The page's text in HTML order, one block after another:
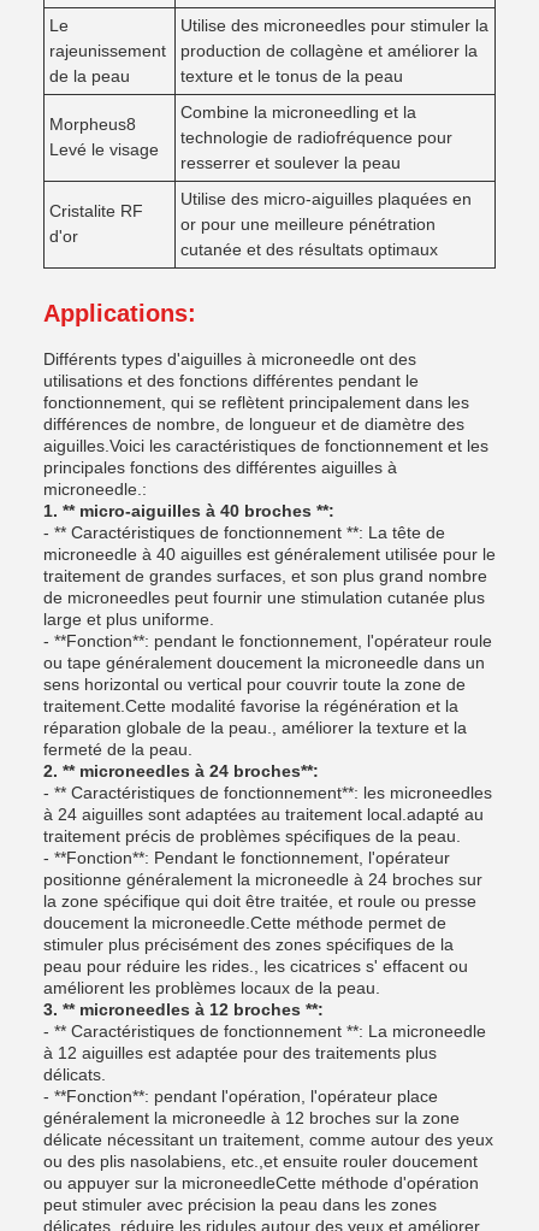
Le
rajeunissement
de la peau
Utilise des microneedles pour stimuler la
production de collagène et améliorer la
texture et le tonus de la peau
Morpheus8
Levé le visage
Combine la microneedling et la
technologie de radiofréquence pour
resserrer et soulever la peau
Cristalite RF
d'or
Utilise des micro-aiguilles plaquées en
or pour une meilleure pénétration
cutanée et des résultats optimaux
Applications:
Différents types d'aiguilles à microneedle ont des
utilisations et des fonctions différentes pendant le
fonctionnement, qui se reflètent principalement dans les
différences de nombre, de longueur et de diamètre des
aiguilles.Voici les caractéristiques de fonctionnement et les
principales fonctions des différentes aiguilles à
microneedle.:
1. ** micro-aiguilles à 40 broches **:
- ** Caractéristiques de fonctionnement **: La tête de
microneedle à 40 aiguilles est généralement utilisée pour le
traitement de grandes surfaces, et son plus grand nombre
de microneedles peut fournir une stimulation cutanée plus
large et plus uniforme.
- **Fonction**: pendant le fonctionnement, l'opérateur roule
ou tape généralement doucement la microneedle dans un
sens horizontal ou vertical pour couvrir toute la zone de
traitement.Cette modalité favorise la régénération et la
réparation globale de la peau., améliorer la texture et la
fermeté de la peau.
2. ** microneedles à 24 broches**:
- ** Caractéristiques de fonctionnement**: les microneedles
à 24 aiguilles sont adaptées au traitement local.adapté au
traitement précis de problèmes spécifiques de la peau.
- **Fonction**: Pendant le fonctionnement, l'opérateur
positionne généralement la microneedle à 24 broches sur
la zone spécifique qui doit être traitée, et roule ou presse
doucement la microneedle.Cette méthode permet de
stimuler plus précisément des zones spécifiques de la
peau pour réduire les rides., les cicatrices s' effacent ou
améliorent les problèmes locaux de la peau.
3. ** microneedles à 12 broches **:
- ** Caractéristiques de fonctionnement **: La microneedle
à 12 aiguilles est adaptée pour des traitements plus
délicats.
- **Fonction**: pendant l'opération, l'opérateur place
généralement la microneedle à 12 broches sur la zone
délicate nécessitant un traitement, comme autour des yeux
ou des plis nasolabiens, etc.,et ensuite rouler doucement
ou appuyer sur la microneedleCette méthode d'opération
peut stimuler avec précision la peau dans les zones
délicates, réduire les ridules autour des yeux et améliorer